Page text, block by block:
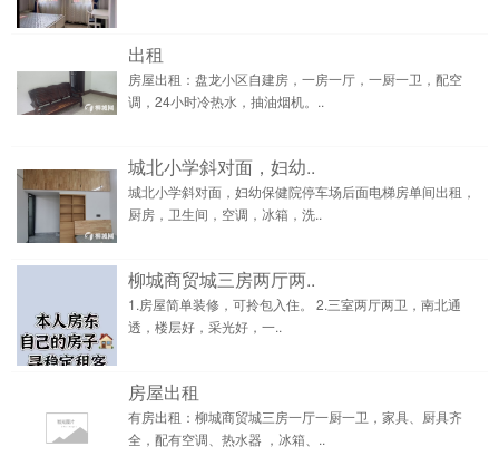
出租
房屋出租：盘龙小区自建房，一房一厅，一厨一卫，配空
调，24小时冷热水，抽油烟机。..
城北小学斜对面，妇幼..
城北小学斜对面，妇幼保健院停车场后面电梯房单间出租，
厨房，卫生间，空调，冰箱，洗..
柳城商贸城三房两厅两..
1.房屋简单装修，可拎包入住。 2.三室两厅两卫，南北通
透，楼层好，采光好，一..
房屋出租
有房出租：柳城商贸城三房一厅一厨一卫，家具、厨具齐
全，配有空调、热水器 ，冰箱、..